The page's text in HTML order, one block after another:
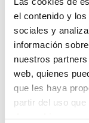
el contenido y
sociales y
información
nuestros
web, quienes
que les haya
partir del uso
¿Has olvidado tu